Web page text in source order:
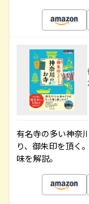
有名寺の多い神奈
り、御朱印を頂く
味を解説。